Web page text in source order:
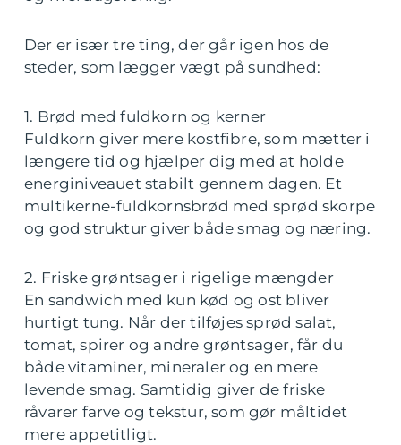
Der er især tre ting, der går igen hos de
steder, som lægger vægt på sundhed:
1. Brød med fuldkorn og kerner
Fuldkorn giver mere kostfibre, som mætter i
længere tid og hjælper dig med at holde
energiniveauet stabilt gennem dagen. Et
multikerne-fuldkornsbrød med sprød skorpe
og god struktur giver både smag og næring.
2. Friske grøntsager i rigelige mængder
En sandwich med kun kød og ost bliver
hurtigt tung. Når der tilføjes sprød salat,
tomat, spirer og andre grøntsager, får du
både vitaminer, mineraler og en mere
levende smag. Samtidig giver de friske
råvarer farve og tekstur, som gør måltidet
mere appetitligt.